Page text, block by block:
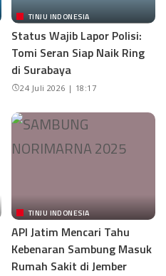
TINJU INDONESIA
Status Wajib Lapor Polisi:
Tomi Seran Siap Naik Ring
di Surabaya
24 Juli 2026 | 18:17
TINJU INDONESIA
API Jatim Mencari Tahu
Kebenaran Sambung Masuk
Rumah Sakit di Jember